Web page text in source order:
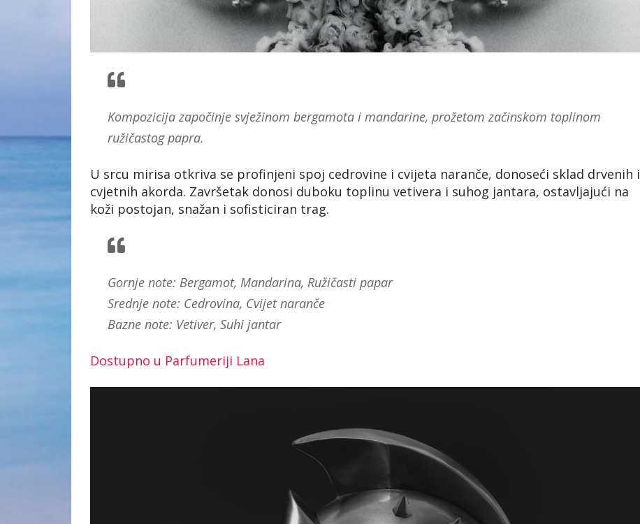
Kompozicija započinje svježinom bergamota i mandarine, prožetom začinskom toplinom
ružičastog papra.
U srcu mirisa otkriva se profinjeni spoj cedrovine i cvijeta naranče, donoseći sklad drvenih i
cvjetnih akorda. Završetak donosi duboku toplinu vetivera i suhog jantara, ostavljajući na
koži postojan, snažan i sofisticiran trag.
Gornje note: Bergamot, Mandarina, Ružičasti papar
Srednje note: Cedrovina, Cvijet naranče
Bazne note: Vetiver, Suhi jantar
Dostupno u Parfumeriji Lana